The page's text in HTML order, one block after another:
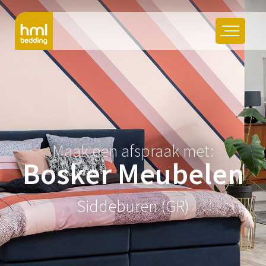
Maak een afspraak met:
Bosker Meubelen
Siddeburen (GR)